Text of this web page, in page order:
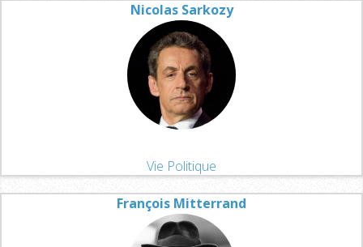
Nicolas Sarkozy
Vie Politique
François Mitterrand